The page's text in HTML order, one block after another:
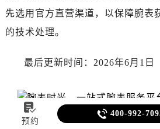
先选用官方直营渠道，以保障腕表
的技术处理。
最后更新时间：2026年6月1日

预约
 400-992-